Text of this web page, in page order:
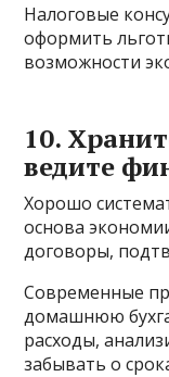
Налоговые
оформить
возможности
10.
ведите
Хорошо
основа
договоры,
Современные
домашнюю
расходы,
забывать о